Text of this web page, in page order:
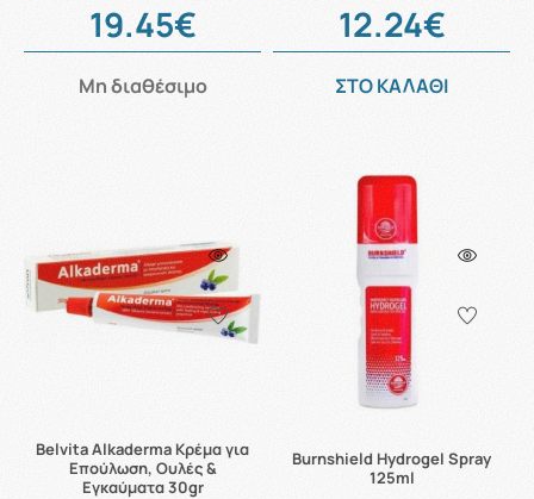
19.45€
Μη διαθέσιμο
12.24€
ΣΤΟ ΚΑΛΑΘΙ
Belvita Alkaderma Κρέμα για
Επούλωση, Ουλές &
Εγκαύματα 30gr
Burnshield Hydrogel Spray
125ml